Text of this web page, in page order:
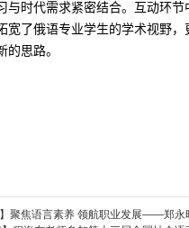
与时代需求紧密结合。互动环
宽了俄语专业学生的学术视野
的思路。
】聚焦语言素养 领航职业发展——郑